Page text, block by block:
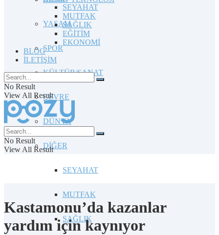
YAŞAM
SPOR
KÜLTÜR/SANAT
ÇEVRE
DÜNYA
DİĞER
SEYAHAT
MUTFAK
SAĞLIK
SEYAHAT
MUTFAK
SAĞLIK
EĞİTİM
EKONOMİ
BLOG
İLETİŞİM
No Result
View All Result
No Result
View All Result
Kastamonu’da kazanlar
yardım için kaynıyor